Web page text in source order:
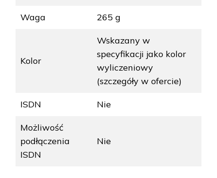
Waga 265 g
Kolor
Wskazany w
specyfikacji jako kolor
wyliczeniowy
(szczegóły w ofercie)
ISDN Nie
Możliwość
podłączenia
ISDN
Nie